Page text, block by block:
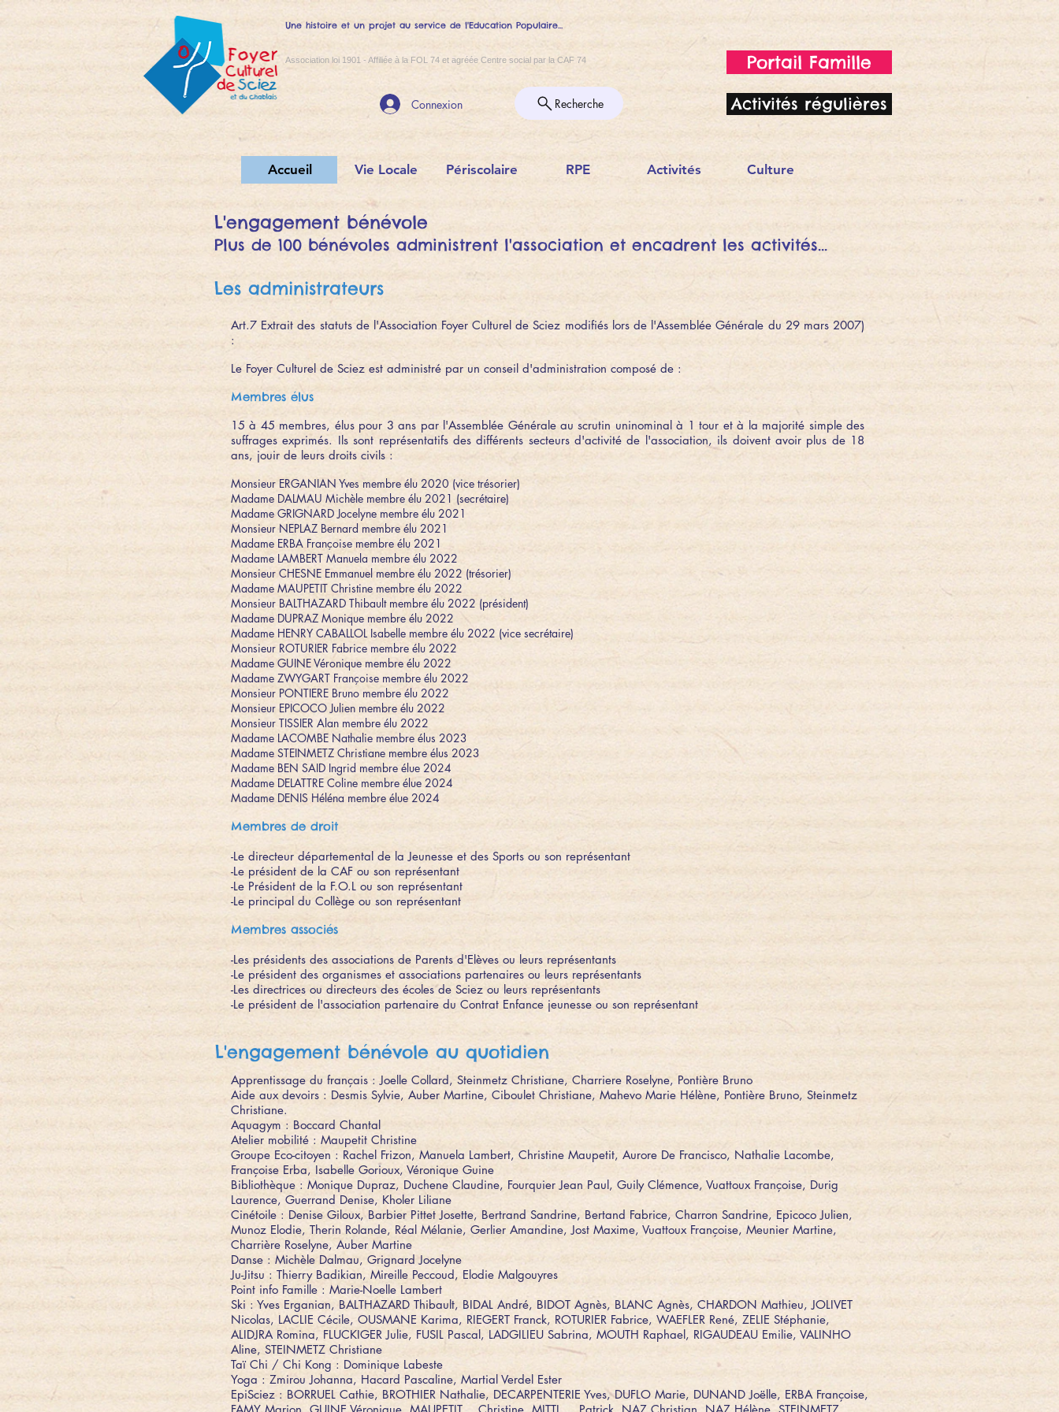
Une histoire et un projet au service de l'Education Populaire...
Association loi 1901 - Affiliée à la FOL 74 et agréée Centre social par la CAF 74
Connexion Recherche
Portail Famille
Activités régulières
Accueil Vie Locale Périscolaire RPE Activités Culture
L'engagement bénévole
Plus de 100 bénévoles administrent l'association et encadrent les activités...
Les administrateurs
Art.7 Extrait des statuts de l'Association Foyer Culturel de Sciez modifiés lors de l'Assemblée Générale du 29 mars 2007)
:
Le Foyer Culturel de Sciez est administré par un conseil d'administration composé de :
Membres élus
15 à 45 membres, élus pour 3 ans par l'Assemblée Générale au scrutin uninominal à 1 tour et à la majorité simple des
suffrages exprimés. Ils sont représentatifs des différents secteurs d'activité de l'association, ils doivent avoir plus de 18
ans, jouir de leurs droits civils :
Monsieur ERGANIAN Yves membre élu 2020 (vice trésorier)
Madame DALMAU Michèle membre élu 2021 (secrétaire)
Madame GRIGNARD Jocelyne membre élu 2021
Monsieur NEPLAZ Bernard membre élu 2021
Madame ERBA Françoise membre élu 2021
Madame LAMBERT Manuela membre élu 2022
Monsieur CHESNE Emmanuel membre élu 2022 (trésorier)
Madame MAUPETIT Christine membre élu 2022
Monsieur BALTHAZARD Thibault membre élu 2022 (président)
Madame DUPRAZ Monique membre élu 2022
Madame HENRY CABALLOL Isabelle membre élu 2022 (vice secrétaire)
Monsieur ROTURIER Fabrice membre élu 2022
Madame GUINE Véronique membre élu 2022
Madame ZWYGART Françoise membre élu 2022
Monsieur PONTIERE Bruno membre élu 2022
Monsieur EPICOCO Julien membre élu 2022
Monsieur TISSIER Alan membre élu 2022
Madame LACOMBE Nathalie membre élus 2023
Madame STEINMETZ Christiane membre élus 2023
Madame BEN SAID Ingrid membre élue 2024
Madame DELATTRE Coline membre élue 2024
Madame DENIS Héléna membre élue 2024
Membres de droit
-Le directeur départemental de la Jeunesse et des Sports ou son représentant
-Le président de la CAF ou son représentant
-Le Président de la F.O.L ou son représentant
-Le principal du Collège ou son représentant
Membres associés
-Les présidents des associations de Parents d'Elèves ou leurs représentants
-Le président des organismes et associations partenaires ou leurs représentants
-Les directrices ou directeurs des écoles de Sciez ou leurs représentants
-Le président de l'association partenaire du Contrat Enfance jeunesse ou son représentant
L'engagement bénévole au quotidien
Apprentissage du français : Joelle Collard, Steinmetz Christiane, Charriere Roselyne, Pontière Bruno
Aide aux devoirs : Desmis Sylvie, Auber Martine, Ciboulet Christiane, Mahevo Marie Hélène, Pontière Bruno, Steinmetz
Christiane.
Aquagym : Boccard Chantal
Atelier mobilité : Maupetit Christine
Groupe Eco-citoyen : Rachel Frizon, Manuela Lambert, Christine Maupetit, Aurore De Francisco, Nathalie Lacombe,
Françoise Erba, Isabelle Gorioux, Véronique Guine
Bibliothèque : Monique Dupraz, Duchene Claudine, Fourquier Jean Paul, Guily Clémence, Vuattoux Françoise, Durig
Laurence, Guerrand Denise, Kholer Liliane
Cinétoile : Denise Giloux, Barbier Pittet Josette, Bertrand Sandrine, Bertand Fabrice, Charron Sandrine, Epicoco Julien,
Munoz Elodie, Therin Rolande, Réal Mélanie, Gerlier Amandine, Jost Maxime, Vuattoux Françoise, Meunier Martine,
Charrière Roselyne, Auber Martine
Danse : Michèle Dalmau, Grignard Jocelyne
Ju-Jitsu : Thierry Badikian, Mireille Peccoud, Elodie Malgouyres
Point info Famille : Marie-Noelle Lambert
Ski : Yves Erganian, BALTHAZARD Thibault, BIDAL André, BIDOT Agnès, BLANC Agnès, CHARDON Mathieu, JOLIVET
Nicolas, LACLIE Cécile, OUSMANE Karima, RIEGERT Franck, ROTURIER Fabrice, WAEFLER René, ZELIE Stéphanie,
ALIDJRA Romina, FLUCKIGER Julie, FUSIL Pascal, LADGILIEU Sabrina, MOUTH Raphael, RIGAUDEAU Emilie, VALINHO
Aline, STEINMETZ Christiane
Taï Chi / Chi Kong : Dominique Labeste
Yoga : Zmirou Johanna, Hacard Pascaline, Martial Verdel Ester
EpiSciez : BORRUEL Cathie, BROTHIER Nathalie, DECARPENTERIE Yves, DUFLO Marie, DUNAND Joëlle, ERBA Françoise,